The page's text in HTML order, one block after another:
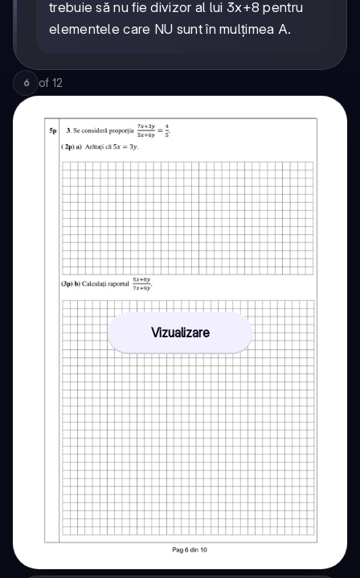
trebuie să nu fie divizor al lui 3x+8 pentru
elementele care NU sunt în mulțimea A.
6 of 12
Vizualizare